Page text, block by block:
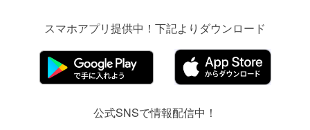
スマホアプリ提供中！下記よりダウンロード
公式SNSで情報配信中！